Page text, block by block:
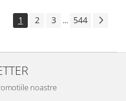
1 2 3 ... 544
noastre